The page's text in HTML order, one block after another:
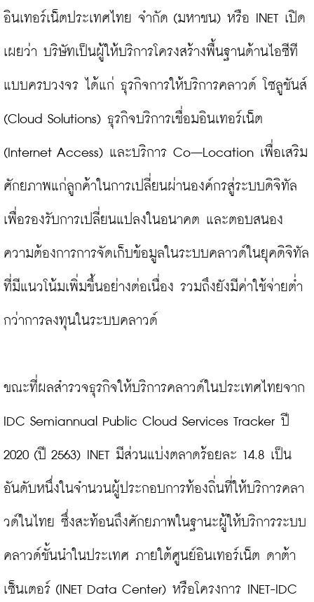
อินเทอร์เน็ตประเทศไทย จำกัด (มหาชน) หรือ INET เปิด
เผยว่า บริษัทเป็นผู้ให้บริการโครงสร้างพื้นฐานด้านไอซีที
แบบครบวงจร ได้แก่ ธุรกิจการให้บริการคลาวด์ โซลูชันส์
(Cloud Solutions) ธุรกิจบริการเชื่อมอินเทอร์เน็ต
(Internet Access) และบริการ Co–Location เพื่อเสริม
ศักยภาพแก่ลูกค้าในการเปลี่ยนผ่านองค์กรสู่ระบบดิจิทัล
เพื่อรองรับการเปลี่ยนแปลงในอนาคต และตอบสนอง
ความต้องการการจัดเก็บข้อมูลในระบบคลาวด์ในยุคดิจิทัล
ที่มีแนวโน้มเพิ่มขึ้นอย่างต่อเนื่อง รวมถึงยังมีค่าใช้จ่ายต่ำ
กว่าการลงทุนในระบบคลาวด์
ขณะที่ผลสำรวจธุรกิจให้บริการคลาวด์ในประเทศไทยจาก
IDC Semiannual Public Cloud Services Tracker ปี
2020 (ปี 2563) INET มีส่วนแบ่งตลาดร้อยละ 14.8 เป็น
อันดับหนึ่งในจำนวนผู้ประกอบการท้องถิ่นที่ให้บริการคลา
วด์ในไทย ซึ่งสะท้อนถึงศักยภาพในฐานะผู้ให้บริการระบบ
คลาวด์ชั้นนำในประเทศ ภายใต้ศูนย์อินเทอร์เน็ต ดาต้า
เซ็นเตอร์ (INET Data Center) หรือโครงการ INET-IDC